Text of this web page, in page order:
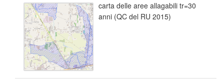
carta delle aree allagabili tr=30
anni (QC del RU 2015)